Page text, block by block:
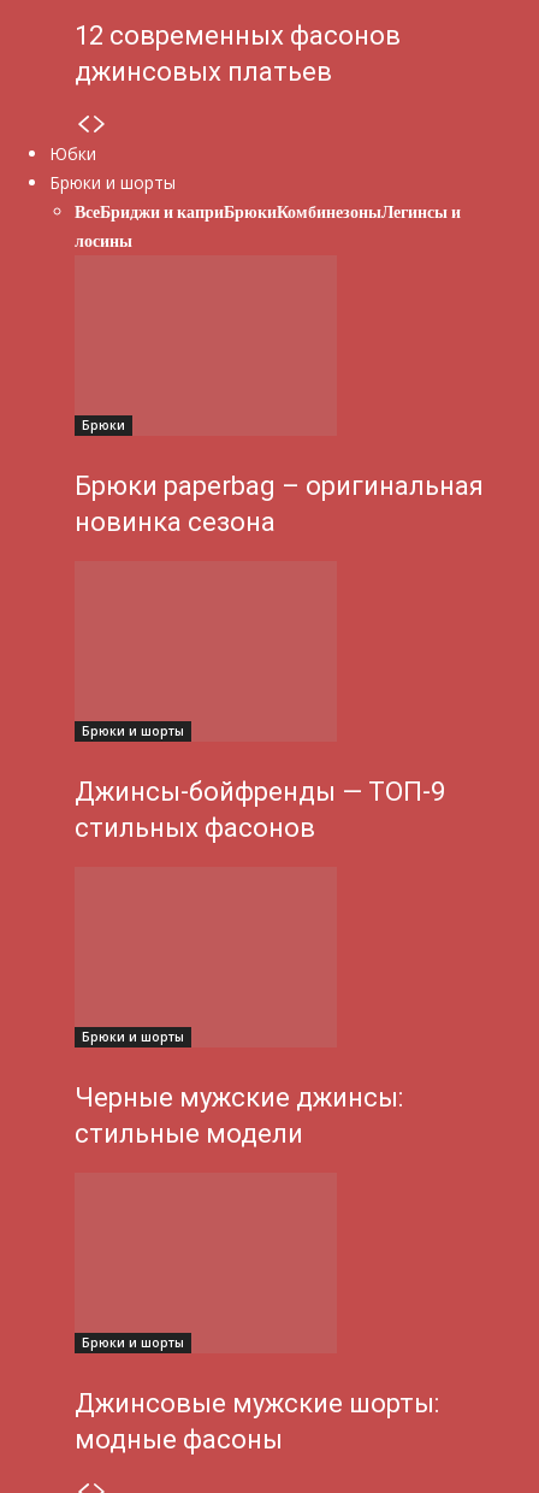
12 современных фасонов
джинсовых платьев
Юбки
Брюки и шорты
ВсеБриджи и каприБрюкиКомбинезоныЛегинсы и
лосины
Брюки
Брюки paperbag – оригинальная
новинка сезона
Брюки и шорты
Джинсы-бойфренды — ТОП-9
стильных фасонов
Брюки и шорты
Черные мужские джинсы:
стильные модели
Брюки и шорты
Джинсовые мужские шорты:
модные фасоны